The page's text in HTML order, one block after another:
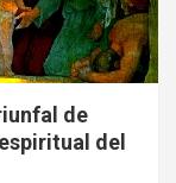
de
del